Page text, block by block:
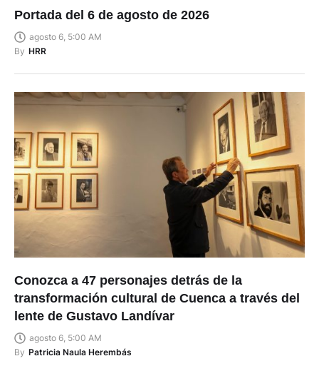
Portada del 6 de agosto de 2026
agosto 6, 5:00 AM
By HRR
Conozca a 47 personajes detrás de la
transformación cultural de Cuenca a través del
lente de Gustavo Landívar
agosto 6, 5:00 AM
By Patricia Naula Herembás